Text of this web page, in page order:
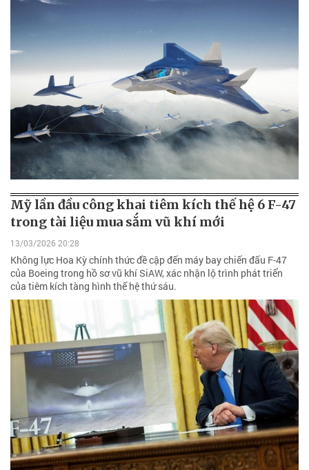
Mỹ lần đầu công khai tiêm kích thế hệ 6 F-47
trong tài liệu mua sắm vũ khí mới
13/03/2026 20:28
Không lực Hoa Kỳ chính thức đề cập đến máy bay chiến đấu F-47
của Boeing trong hồ sơ vũ khí SiAW, xác nhận lộ trình phát triển
của tiêm kích tàng hình thế hệ thứ sáu.